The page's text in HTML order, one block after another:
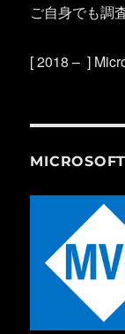
ご自身でも調
[ 2018 – ]